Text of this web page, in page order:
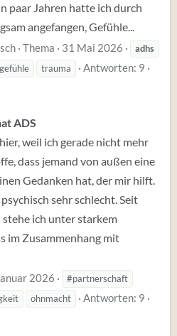
paar Jahren hatte ich durch
angefangen, Gefühle...
Thema 31 Mai 2026
adhs
gefühle trauma
Antworten: 9
ADS
weil ich gerade nicht mehr
dass jemand von außen eine
Gedanken hat, der mir hilft.
sehr schlecht. Seit
ich unter starkem
im Zusammenhang mit
2026
#partnerschaft
ohnmacht
Antworten: 9